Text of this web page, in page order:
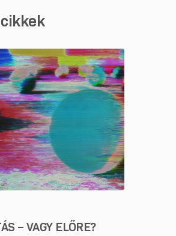
– VAGY ELŐRE?